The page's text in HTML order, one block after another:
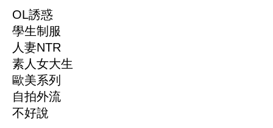
OL誘惑
學生制服
人妻NTR
素人女大生
歐美系列
自拍外流
不好說